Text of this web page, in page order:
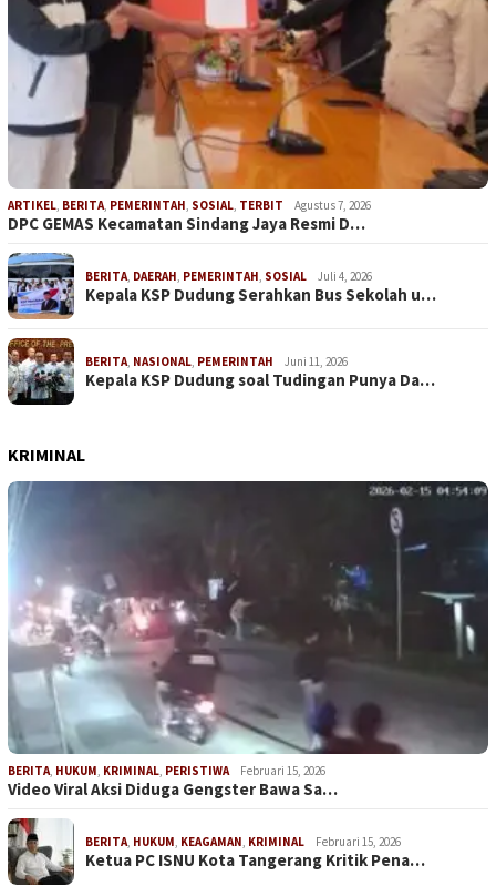
ARTIKEL, BERITA, PEMERINTAH, SOSIAL, TERBIT Agustus 7, 2026
DPC GEMAS Kecamatan Sindang Jaya Resmi D…
BERITA, DAERAH, PEMERINTAH, SOSIAL Juli 4, 2026
Kepala KSP Dudung Serahkan Bus Sekolah u…
BERITA, NASIONAL, PEMERINTAH Juni 11, 2026
Kepala KSP Dudung soal Tudingan Punya Da…
KRIMINAL
BERITA HUKUM KRIMINAL PERISTIWA Februari 15, 2026
Video Viral Aksi Diduga Gengster Bawa Sa…
BERITA HUKUM KEAGAMAN KRIMINAL Februari 15, 2026
Ketua PC ISNU Kota Tangerang Kritik Pena…